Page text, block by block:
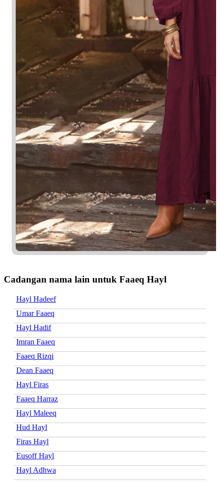
Cadangan nama lain untuk Faaeq Hayl
Hayl Hadeef
Umar Faaeq
Hayl Hadif
Imran Faaeq
Faaeq Rizqi
Dean Faaeq
Hayl Firas
Faaeq Harraz
Hayl Maleeq
Hud Hayl
Firas Hayl
Eusoff Hayl
Hayl Adhwa